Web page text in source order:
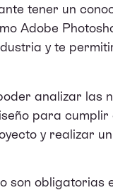
tener un
Adobe
y te
analizar las
para cumplir
y realizar
son obligatorias